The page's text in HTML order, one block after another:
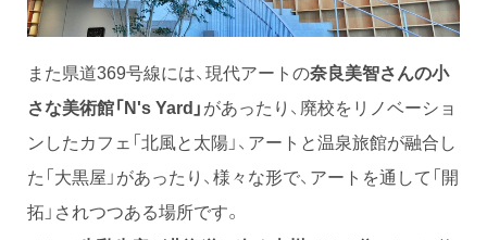
また県道369号線には、現代アートの奈良美智さんの小
さな美術館「N's Yard」があったり、廃校をリノベーショ
ンしたカフェ「北風と太陽」、アートと温泉旅館が融合し
た「大黒屋」があったり、様々な形で、アートを通して「開
拓」されつつある場所です。